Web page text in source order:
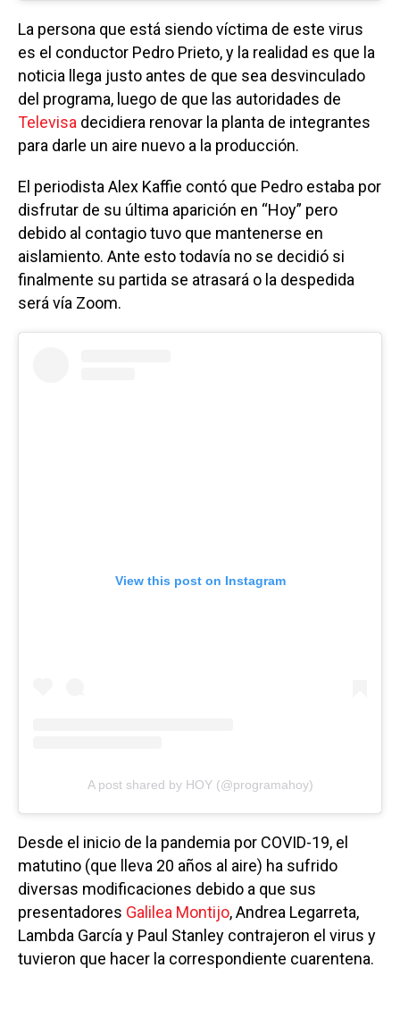
La persona que está siendo víctima de este virus
es el conductor Pedro Prieto, y la realidad es que la
noticia llega justo antes de que sea desvinculado
del programa, luego de que las autoridades de
Televisa decidiera renovar la planta de integrantes
para darle un aire nuevo a la producción.
El periodista Alex Kaffie contó que Pedro estaba por
disfrutar de su última aparición en “Hoy” pero
debido al contagio tuvo que mantenerse en
aislamiento. Ante esto todavía no se decidió si
finalmente su partida se atrasará o la despedida
será vía Zoom.
View this post on Instagram
A post shared by HOY (@programahoy)
Desde el inicio de la pandemia por COVID-19, el
matutino (que lleva 20 años al aire) ha sufrido
diversas modificaciones debido a que sus
presentadores Galilea Montijo, Andrea Legarreta,
Lambda García y Paul Stanley contrajeron el virus y
tuvieron que hacer la correspondiente cuarentena.